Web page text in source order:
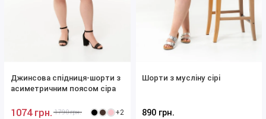
Джинсова спідниця-шорти з
асиметричним поясом сіра
1074 грн. 1790 грн. +2
Шорти з мусліну сірі
890 грн.